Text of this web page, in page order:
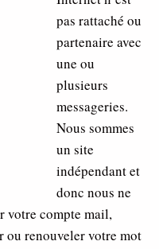
pas rattaché ou
partenaire avec
une ou
plusieurs
messageries.
Nous sommes
un site
indépendant et
donc nous ne
votre compte mail,
ou renouveler votre mot